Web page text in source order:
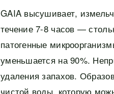
GAIA высушивает,
течение 7-8 часов —
патогенные
уменьшается на 90%.
удаления запахов.
чистой воды, которую